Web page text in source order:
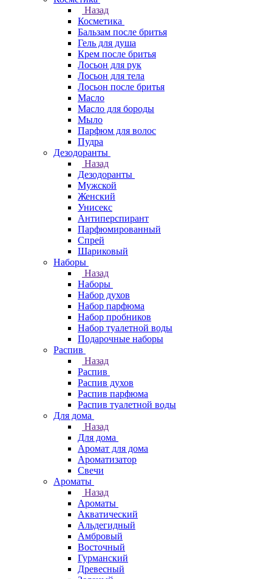
Назад
Косметика
Бальзам после бритья
Гель для душа
Крем после бритья
Лосьон для рук
Лосьон для тела
Лосьон после бритья
Масло
Масло для бороды
Мыло
Парфюм для волос
Пудра
Дезодоранты
Назад
Дезодоранты
Мужской
Женский
Унисекс
Антиперспирант
Парфюмированный
Спрей
Шариковый
Наборы
Назад
Наборы
Набор духов
Набор парфюма
Набор пробников
Набор туалетной воды
Подарочные наборы
Распив
Назад
Распив
Распив духов
Распив парфюма
Распив туалетной воды
Для дома
Назад
Для дома
Аромат для дома
Ароматизатор
Свечи
Ароматы
Назад
Ароматы
Акватический
Альдегидный
Амбровый
Восточный
Гурманский
Древесный